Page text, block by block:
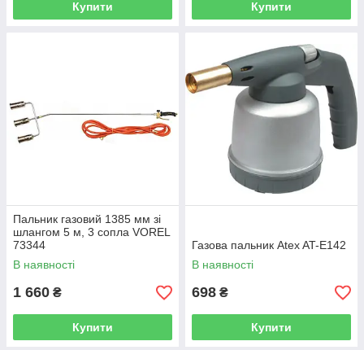
Купити Купити
Пальник газовий 1385 мм зі
шлангом 5 м, 3 сопла VOREL
73344
В наявності
1 660 ₴
Купити
Газова пальник Atex AT-E142
В наявності
698 ₴
Купити